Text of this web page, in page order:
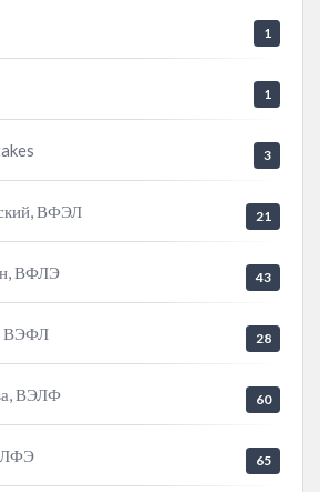
1
1
3
ВФЭЛ 21
ВФЛЭ 43
ВЭФЛ 28
ВЭЛФ 60
65